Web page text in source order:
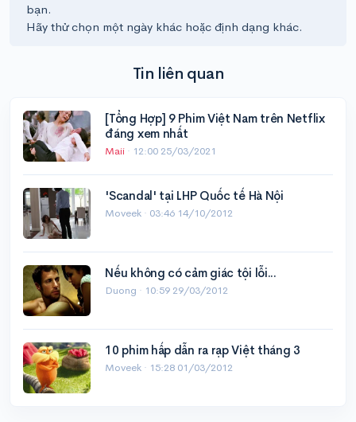
bạn.
Hãy thử chọn một ngày khác hoặc định dạng khác.
Tin liên quan
[Tổng Hợp] 9 Phim Việt Nam trên Netflix
đáng xem nhất
Maii · 12:00 25/03/2021
'Scandal' tại LHP Quốc tế Hà Nội
Moveek · 03:46 14/10/2012
Nếu không có cảm giác tội lỗi...
Duong · 10:59 29/03/2012
10 phim hấp dẫn ra rạp Việt tháng 3
Moveek · 15:28 01/03/2012